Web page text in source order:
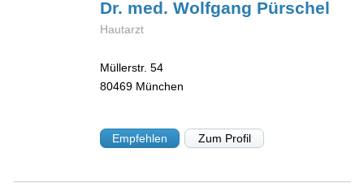
Dr. med. Wolfgang Pürschel
Hautarzt
Müllerstr. 54
80469 München
Empfehlen Zum Profil